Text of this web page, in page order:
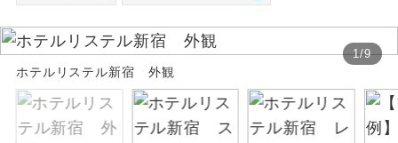
1/9
ホテルリステル新宿 外観
然遺産を訪ねるコースです。
絶景 絶景スポットに立ち寄るコースです。
温泉 温泉地にも宿泊するコースです。
お支払いについて
お支払いは、クレジットカード決済のみとな
ります。
お申し込みの最後にクレジットカード決済を
していただき、決済手続き完了をもちまし